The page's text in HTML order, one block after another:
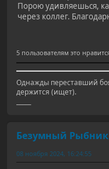
Порою удивляешься,
через коллег.
5 пользователям это
Однажды переставший
держится (ищет).
Безумный Рыбник
08 ноября 2024, 16:24:55